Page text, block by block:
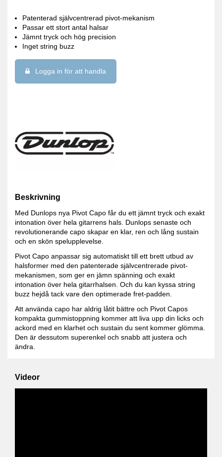
Patenterad självcentrerad pivot-mekanism
Passar ett stort antal halsar
Jämnt tryck och hög precision
Inget string buzz
Logga in för att handla
Beskrivning
Med Dunlops nya Pivot Capo får du ett jämnt tryck och exakt
intonation över hela gitarrens hals. Dunlops senaste och
revolutionerande capo skapar en klar, ren och lång sustain
och en skön spelupplevelse.
Pivot Capo anpassar sig automatiskt till ett brett utbud av
halsformer med den patenterade självcentrerade pivot-
mekanismen, som ger en jämn spänning och exakt
intonation över hela gitarrhalsen. Och du kan kyssa string
buzz hejdå tack vare den optimerade fret-padden.
Att använda capo har aldrig låtit bättre och Pivot Capos
kompakta gummistoppning kommer att liva upp din licks och
ackord med en klarhet och sustain du sent kommer glömma.
Den är dessutom superenkel och snabb att justera och
ändra.
Videor